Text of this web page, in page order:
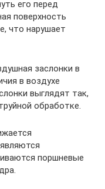
его перед
поверхность
что нарушает
заслонки в
в воздухе
выглядят так,
обработке.
поршневые